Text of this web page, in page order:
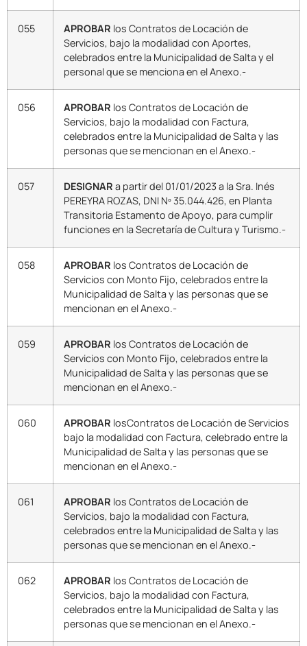
055 APROBAR los Contratos de Locación de
Servicios, bajo la modalidad con Aportes,
celebrados entre la Municipalidad de Salta y el
personal que se menciona en el Anexo.-
056 APROBAR los Contratos de Locación de
Servicios, bajo la modalidad con Factura,
celebrados entre la Municipalidad de Salta y las
personas que se mencionan en el Anexo.-
057 DESIGNAR a partir del 01/01/2023 a la Sra. Inés
PEREYRA ROZAS, DNI Nº 35.044.426, en Planta
Transitoria Estamento de Apoyo, para cumplir
funciones en la Secretaría de Cultura y Turismo.-
058 APROBAR los Contratos de Locación de
Servicios con Monto Fijo, celebrados entre la
Municipalidad de Salta y las personas que se
mencionan en el Anexo.-
059 APROBAR los Contratos de Locación de
Servicios con Monto Fijo, celebrados entre la
Municipalidad de Salta y las personas que se
mencionan en el Anexo.-
060 APROBAR losContratos de Locación de Servicios
bajo la modalidad con Factura, celebrado entre la
Municipalidad de Salta y las personas que se
mencionan en el Anexo.-
061 APROBAR los Contratos de Locación de
Servicios, bajo la modalidad con Factura,
celebrados entre la Municipalidad de Salta y las
personas que se mencionan en el Anexo.-
062 APROBAR los Contratos de Locación de
Servicios, bajo la modalidad con Factura,
celebrados entre la Municipalidad de Salta y las
personas que se mencionan en el Anexo.-